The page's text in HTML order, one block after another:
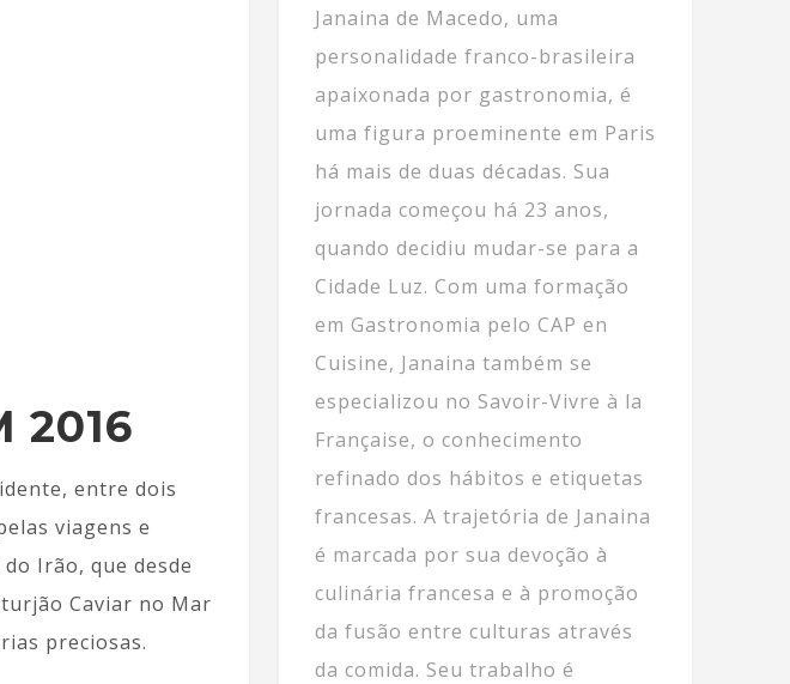
2016
entre dois
viagens e
Irão, que desde
Caviar no Mar
preciosas.
Janaina de Macedo, uma
personalidade franco-brasileira
apaixonada por gastronomia, é
uma figura proeminente em Paris
há mais de duas décadas. Sua
jornada começou há 23 anos,
quando decidiu mudar-se para a
Cidade Luz. Com uma formação
em Gastronomia pelo CAP en
Cuisine, Janaina também se
especializou no Savoir-Vivre à la
Française, o conhecimento
refinado dos hábitos e etiquetas
francesas. A trajetória de Janaina
é marcada por sua devoção à
culinária francesa e à promoção
da fusão entre culturas através
da comida. Seu trabalho é